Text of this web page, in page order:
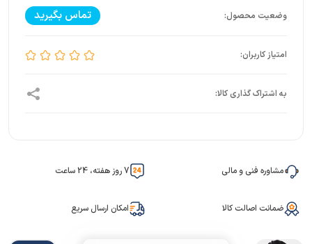
تماس بگیرید
مشاوره فنی و مالی 7 روز هفته، 24 ساعت
ضمانت اصالت کالا امکان ارسال سریع